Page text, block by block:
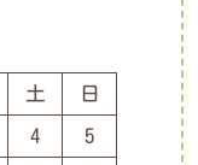
土 日
4 5